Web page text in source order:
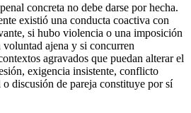
concreta no debe darse por hecha.
existió una conducta coactiva con
si hubo violencia o una imposición
ajena y si concurren
agravados que puedan alterar el
exigencia insistente, conflicto
discusión de pareja constituye por sí